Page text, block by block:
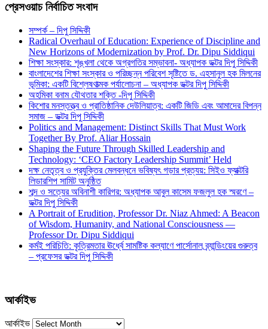
প্রেসওয়াচ নির্বাচিত সংবাদ
সম্পর্ক – দিপু সিদ্দিকী
Radical Overhaul of Education: Experience of Discipline and
New Horizons of Modernization by Prof. Dr. Dipu Siddiqui
শিক্ষা সংস্কার: শৃঙ্খলা থেকে অগ্রগতির সম্ভাবনা- অধ্যাপক ডক্টর দিপু সিদ্দিকী
বাংলাদেশের শিক্ষা সংস্কার ও পরিচ্ছন্ন পরিবেশ সৃষ্টিতে ড. এহসানুল হক মিলনের
ভূমিকা: একটি বিশ্লেষণাত্মক পর্যালোচনা – অধ্যাপক ডক্টর দিপু সিদ্দিকী
অহমিকা বনাম যৌথতার শক্তি -দিপু সিদ্দিকী
কিশোর মনস্তত্ত্ব ও প্রাতিষ্ঠানিক দেউলিয়াত্ব: একটি জিডি এবং আমাদের বিপন্ন
সমাজ – ডক্টর দিপু সিদ্দিকী
Politics and Management: Distinct Skills That Must Work
Together By Prof. Aliar Hossain
Shaping the Future Through Skilled Leadership and
Technology: ‘CEO Factory Leadership Summit’ Held
দক্ষ নেতৃত্ব ও প্রযুক্তির মেলবন্ধনে ভবিষ্যৎ গড়ার প্রত্যয়: সিইও ফ্যাক্টরি
লিডারশিপ সামিট অনুষ্ঠিত
শব্দ ও সত্যের অবিনাশী কারিগর: অধ্যাপক আবুল কাসেম ফজলুল হক স্মরণে –
ডক্টর দিপু সিদ্দিকী
A Portrait of Erudition, Professor Dr. Niaz Ahmed: A Beacon
of Wisdom, Humanity, and National Consciousness —
Professor Dr. Dipu Siddiqui
কর্মই পরিচিতি: কৃত্রিমতার ঊর্ধ্বে সামষ্টিক কল্যাণে পার্সোনাল ব্র্যান্ডিংয়ের গুরুত্ব
– প্রফেসর ডক্টর দিপু সিদ্দিকী
আর্কাইভ
আর্কাইভ